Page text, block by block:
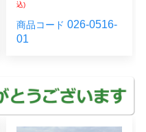
込)
商品コード 026-0516-
01